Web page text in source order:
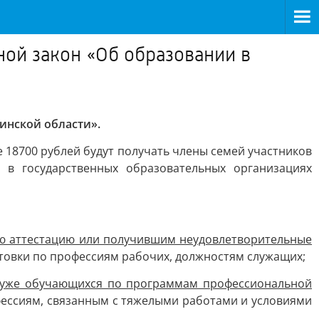
закон «Об образовании в
области».
рублей будут получать члены семей участников
образовательных организациях
аттестацию или получившим неудовлетворительные
по профессиям рабочих, должностям служащих;
обучающихся по программам профессиональной
связанным с тяжелыми работами и условиями